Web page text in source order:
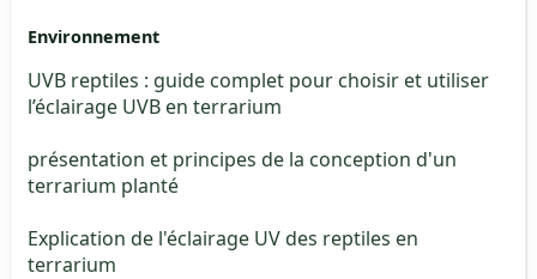
Environnement
UVB reptiles : guide complet pour choisir et utiliser
l’éclairage UVB en terrarium
présentation et principes de la conception d'un
terrarium planté
Explication de l'éclairage UV des reptiles en
terrarium